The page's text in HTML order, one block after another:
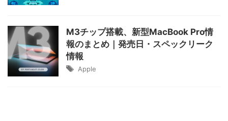
M3チップ搭載、新型MacBook Pro情
報のまとめ｜発売日・スペックリーク
情報
Apple